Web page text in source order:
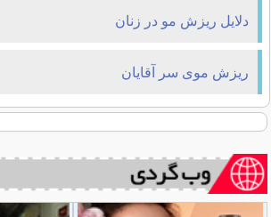
دلایل ریزش مو در زنان
ریزش موی سر آقایان